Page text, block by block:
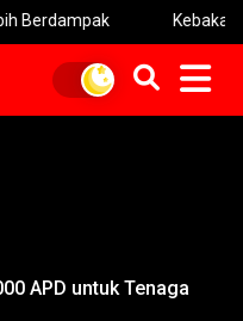
Kebakaran
APD untuk Tenaga